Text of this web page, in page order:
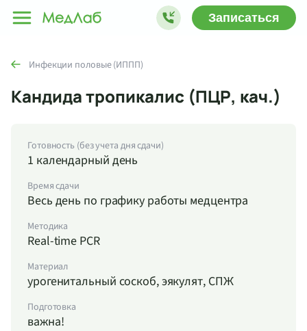
Записаться
Инфекции половые (ИППП)
Кандида тропикалис (ПЦР, кач.)
Готовность (без учета дня сдачи)
1 календарный день
Время сдачи
Весь день по графику работы медцентра
Методика
Real-time PCR
Материал
урогенитальный соскоб, эякулят, СПЖ
Подготовка
важна!